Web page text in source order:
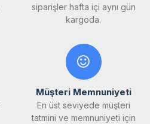
siparişler hafta içi aynı gün
kargoda.
Müşteri Memnuniyeti
En üst seviyede müşteri
tatmini ve memnuniyeti için